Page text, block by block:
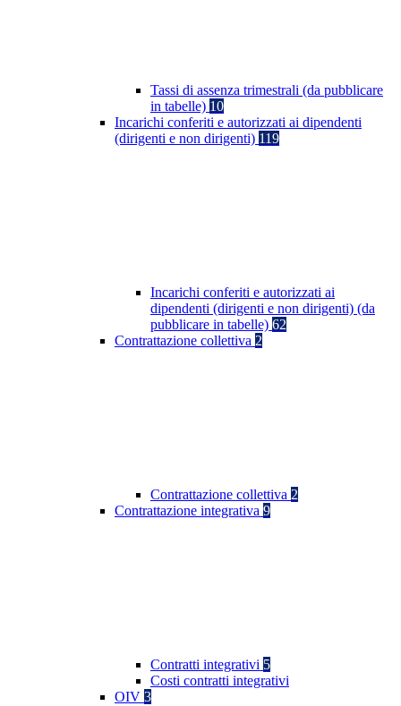
Tassi di assenza trimestrali (da pubblicare
in tabelle) 10
Incarichi conferiti e autorizzati ai dipendenti
(dirigenti e non dirigenti) 119
Incarichi conferiti e autorizzati ai
dipendenti (dirigenti e non dirigenti) (da
pubblicare in tabelle) 62
Contrattazione collettiva 2
Contrattazione collettiva 2
Contrattazione integrativa 9
Contratti integrativi 5
Costi contratti integrativi
OIV 3